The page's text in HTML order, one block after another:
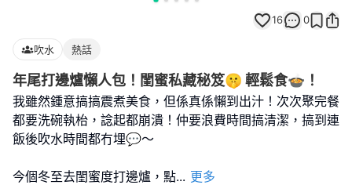
16 0
吹水 熱話
年尾打邊爐懶人包！閨蜜私藏秘笈🤫 輕鬆食🍲！
我雖然鍾意搞搞震煮美食，但係真係懶到出汁！次次聚完餐
都要洗碗執枱，諗起都崩潰！仲要浪費時間搞清潔，搞到連
飯後吹水時間都冇埋💬～
今個冬至去閨蜜度打邊爐，點... 更多